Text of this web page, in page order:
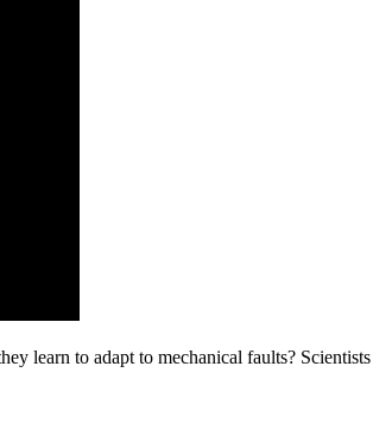
learn to adapt to mechanical faults? Scientists